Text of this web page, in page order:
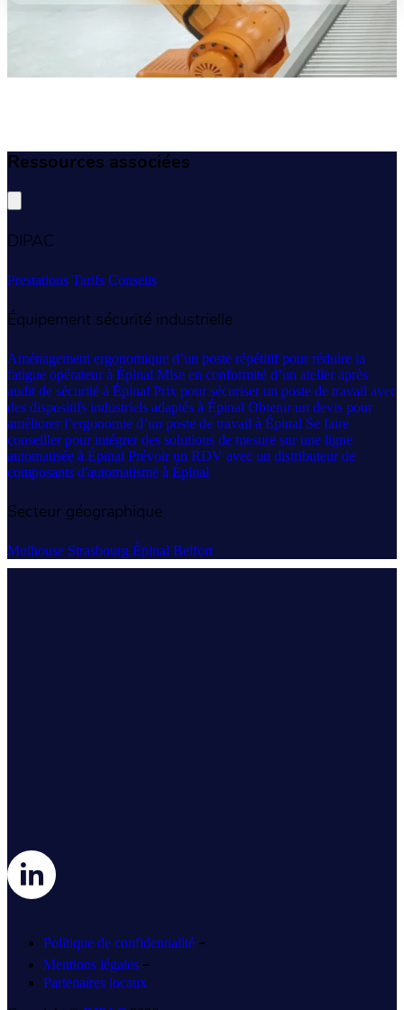
Ressources associées
DIPAC
Prestations Tarifs Conseils
Équipement sécurité industrielle
Aménagement ergonomique d’un poste répétitif pour réduire la
fatigue opérateur à Épinal Mise en conformité d’un atelier après
audit de sécurité à Épinal Prix pour sécuriser un poste de travail avec
des dispositifs industriels adaptés à Épinal Obtenir un devis pour
améliorer l’ergonomie d’un poste de travail à Épinal Se faire
conseiller pour intégrer des solutions de mesure sur une ligne
automatisée à Épinal Prévoir un RDV avec un distributeur de
composants d'automatisme à Épinal
Secteur géographique
Mulhouse Strasbourg Épinal Belfort
Politique de confidentialité -
Mentions légales -
Partenaires locaux